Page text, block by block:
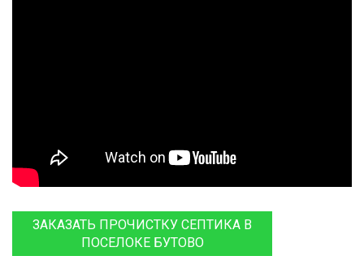
ЗАКАЗАТЬ ПРОЧИСТКУ СЕПТИКА В
ПОСЕЛОКЕ БУТОВО